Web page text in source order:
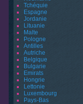
Tchéquie
Espagne
Jordanie
Lituanie
Malte
Pologne
Antilles
Autriche
Belgique
Bulgarie
Emirats
Hongrie
Lettonie
Luxembourg
Pays-Bas